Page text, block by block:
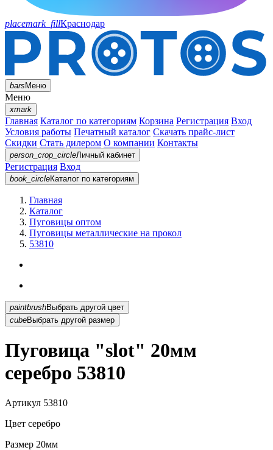
placemark_fillКраснодар
barsМеню
Меню
xmark
Главная Каталог по категориям Корзина Регистрация Вход
Условия работы Печатный каталог Скачать прайс-лист
Скидки Стать дилером О компании Контакты
person_crop_circleЛичный кабинет
Регистрация Вход
book_circleКаталог по категориям
Главная
Каталог
Пуговицы оптом
Пуговицы металлические на прокол
53810
paintbrush
Выбрать другой цвет
cubeВыбрать другой размер
Пуговица "slot" 20мм
серебро 53810
Артикул 53810
Цвет серебро
Размер 20мм